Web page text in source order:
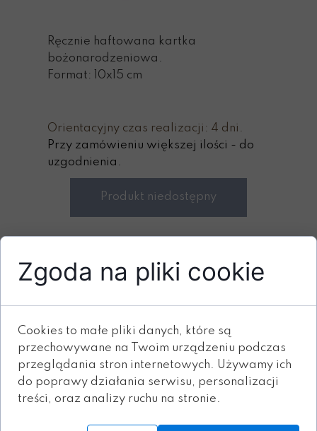
Ręcznie haftowana kartka
bożonarodzeniowa.
Format: 10x15 cm
Orientacyjny czas realizacji: 4 dni.
Przy zamówieniu większej ilości - do
uzgodnienia.
Produkt niedostępny
ZOBACZ RÓWNIEŻ
Zgoda na pliki cookie
Cookies to małe pliki danych, które są
przechowywane na Twoim urządzeniu podczas
przeglądania stron internetowych. Używamy ich
do poprawy działania serwisu, personalizacji
treści, oraz analizy ruchu na stronie.